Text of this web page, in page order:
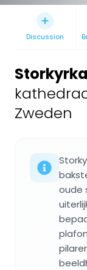
Discussion
Zweden
oude